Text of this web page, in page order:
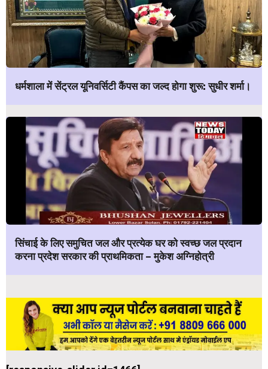
धर्मशाला में सेंट्रल यूनिवर्सिटी कैंपस का जल्द होगा शुरू: सुधीर शर्मा।
सिंचाई के लिए समुचित जल और प्रत्येक घर को स्वच्छ जल प्रदान
करना प्रदेश सरकार की प्राथमिकता – मुकेश अग्निहोत्री